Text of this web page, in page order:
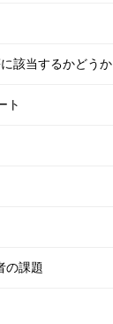
該当するかどうか
ト
の課題